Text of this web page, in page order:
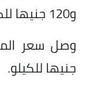
و120 جنيها للكيلو.
جنيها للكيلو.